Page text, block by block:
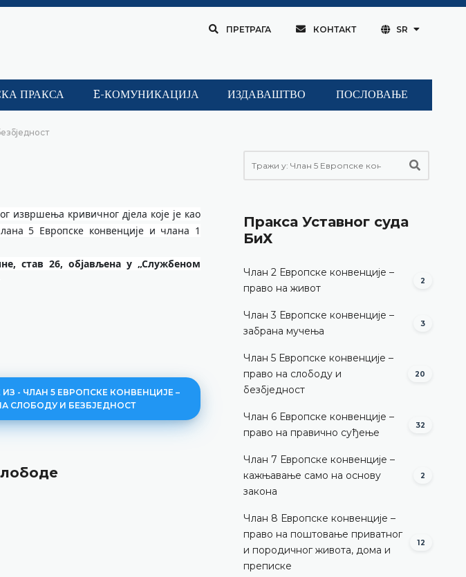
ПРЕТРАГА КОНТАКТ SR
ПРАКСА E-КОМУНИКАЦИЈА ИЗДАВАШТВО ПОСЛОВАЊЕ
извршења кривичног дјела које је као
5 Европске конвенције и члана 1
став 26, објављена у „Службеном
ИЗ - ЧЛАН 5 ЕВРОПСКЕ КОНВЕНЦИЈЕ –
СЛОБОДУ И БЕЗБЈЕДНОСТ
Законито хапшење –
Пракса Уставног суда
БиХ
Члан 2 Европске конвенције –
право на живот
2
Члан 3 Европске конвенције –
забрана мучења
3
Члан 5 Европске конвенције –
право на слободу и
безбједност
20
Члан 6 Европске конвенције –
право на правично суђење
32
Члан 7 Европске конвенције –
кажњавање само на основу
закона
2
Члан 8 Европске конвенције –
право на поштовање приватног
и породичног живота, дома и
преписке
12